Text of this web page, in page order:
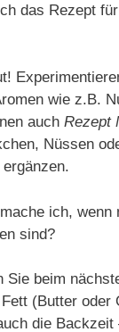
das Rezept
wie z.B.
auch Rezept
Nüssen
ich, wenn
sind?
Sie beim
(Butter oder
die Backzeit